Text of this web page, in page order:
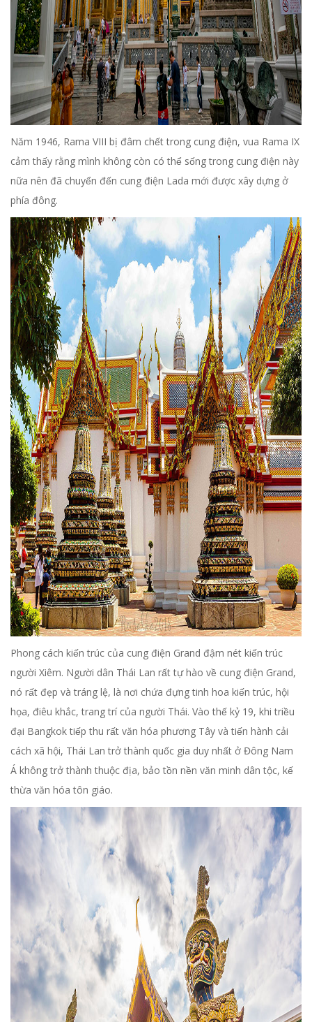
Năm 1946, Rama VIII bị đâm chết trong cung điện, vua Rama IX
cảm thấy rằng mình không còn có thể sống trong cung điện này
nữa nên đã chuyển đến cung điện Lada mới được xây dựng ở
phía đông.
Phong cách kiến ​​trúc của cung điện Grand đậm nét kiến ​​trúc
người Xiêm. Người dân Thái Lan rất tự hào về cung điện Grand,
nó rất đẹp và tráng lệ, là nơi chứa đựng tinh hoa kiến trúc, hội
họa, điêu khắc, trang trí của người Thái. Vào thế kỷ 19, khi triều
đại Bangkok tiếp thu rất văn hóa phương Tây và tiến hành cải
cách xã hội, Thái Lan trở thành quốc gia duy nhất ở Đông Nam
Á không trở thành thuộc địa, bảo tồn nền văn minh dân tộc, kế
thừa văn hóa tôn giáo.